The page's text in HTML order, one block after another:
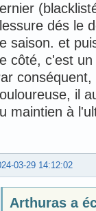
dés le
saison. et
côté, c'est
il
maintien à
03-29 14:12:02
Arthuras a